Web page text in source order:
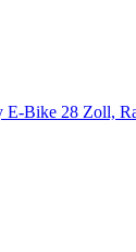
E-Bike 28 Zoll,